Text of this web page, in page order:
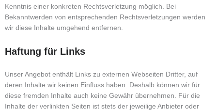
Kenntnis einer konkreten Rechtsverletzung möglich. Bei
Bekanntwerden von entsprechenden Rechtsverletzungen werden
wir diese Inhalte umgehend entfernen.
Haftung für Links
Unser Angebot enthält Links zu externen Webseiten Dritter, auf
deren Inhalte wir keinen Einfluss haben. Deshalb können wir für
diese fremden Inhalte auch keine Gewähr übernehmen. Für die
Inhalte der verlinkten Seiten ist stets der jeweilige Anbieter oder